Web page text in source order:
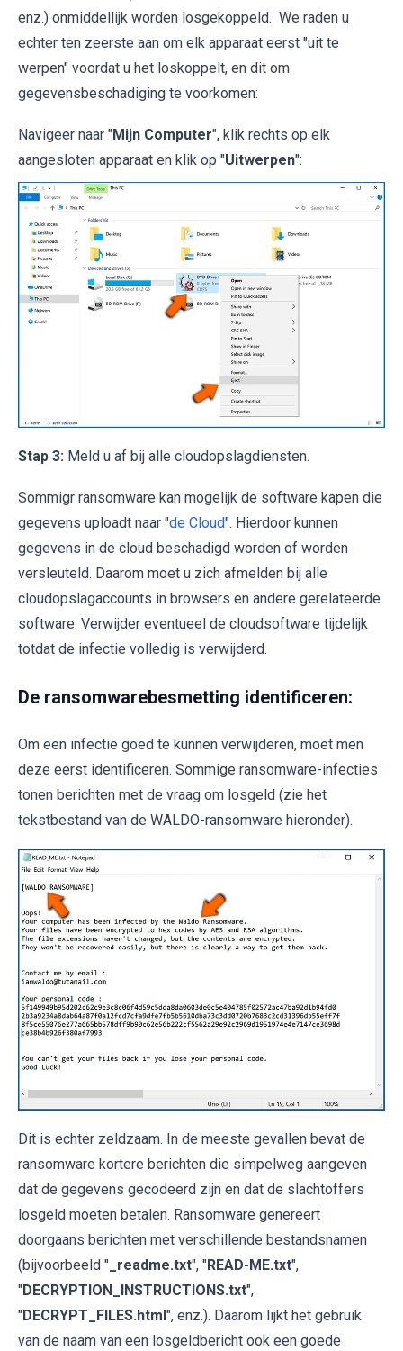
enz.) onmiddellijk worden losgekoppeld. We raden u
echter ten zeerste aan om elk apparaat eerst "uit te
werpen" voordat u het loskoppelt, en dit om
gegevensbeschadiging te voorkomen:
Navigeer naar "Mijn Computer", klik rechts op elk
aangesloten apparaat en klik op "Uitwerpen":
Stap 3: Meld u af bij alle cloudopslagdiensten.
Sommigr ransomware kan mogelijk de software kapen die
gegevens uploadt naar "de Cloud". Hierdoor kunnen
gegevens in de cloud beschadigd worden of worden
versleuteld. Daarom moet u zich afmelden bij alle
cloudopslagaccounts in browsers en andere gerelateerde
software. Verwijder eventueel de cloudsoftware tijdelijk
totdat de infectie volledig is verwijderd.
De ransomwarebesmetting identificeren:
Om een infectie goed te kunnen verwijderen, moet men
deze eerst identificeren. Sommige ransomware-infecties
tonen berichten met de vraag om losgeld (zie het
tekstbestand van de WALDO-ransomware hieronder).
Dit is echter zeldzaam. In de meeste gevallen bevat de
ransomware kortere berichten die simpelweg aangeven
dat de gegevens gecodeerd zijn en dat de slachtoffers
losgeld moeten betalen. Ransomware genereert
doorgaans berichten met verschillende bestandsnamen
(bijvoorbeeld " _readme.txt", "READ-ME.txt",
"DECRYPTION_INSTRUCTIONS.txt",
"DECRYPT_FILES.html ", enz.). Daarom lijkt het gebruik
van de naam van een losgeldbericht ook een goede